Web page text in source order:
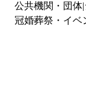
公共機関・団体
冠婚葬祭・イベ